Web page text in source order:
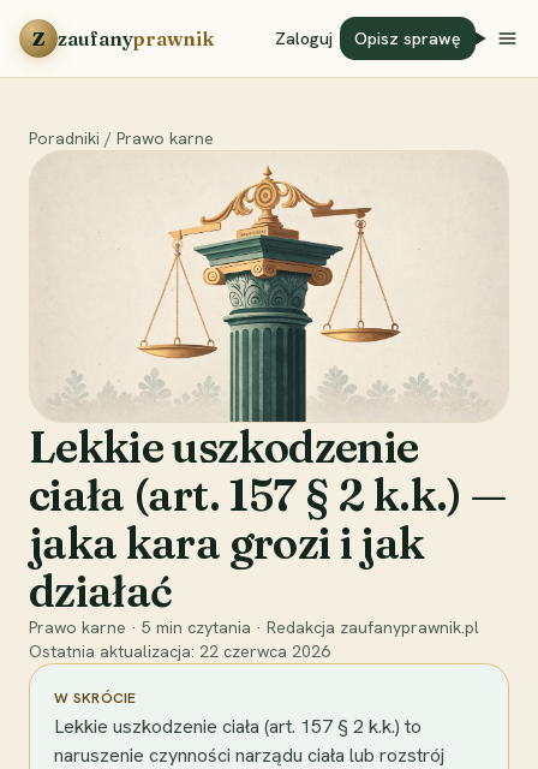
Przejdź do treści
Z zaufanyprawnik Zaloguj Opisz sprawę
Poradniki / Prawo karne
Lekkie uszkodzenie
ciała (art. 157 § 2 k.k.) —
jaka kara grozi i jak
działać
Prawo karne · 5 min czytania · Redakcja zaufanyprawnik.pl
Ostatnia aktualizacja: 22 czerwca 2026
W SKRÓCIE
Lekkie uszkodzenie ciała (art. 157 § 2 k.k.) to
naruszenie czynności narządu ciała lub rozstrój